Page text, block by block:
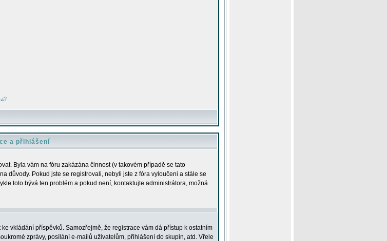
a přihlášení
Byla vám na fóru zakázána činnost (v takovém případě se tato
důvody. Pokud jste se registrovali, nebyli jste z fóra vyloučeni a stále se
toto bývá ten problém a pokud není, kontaktujte administrátora, možná
vkládání příspěvků. Samozřejmě, že registrace vám dá přístup k ostatním
zprávy, posílání e-mailů uživatelům, přihlášení do skupin, atd. Vřele